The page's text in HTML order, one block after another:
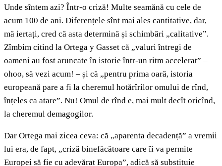
Unde sîntem azi? Într-o criză! Multe seamănă cu cele de
acum 100 de ani. Diferențele sînt mai ales cantitative, dar,
mă iertați, cred că asta determină și schimbări „calitative”.
Zîmbim citind la Ortega y Gasset că „valuri întregi de
oameni au fost aruncate în istorie într-un ritm accelerat” –
ohoo, să vezi acum! – și că „pentru prima oară, istoria
europeană pare a fi la cheremul hotărîrilor omului de rînd,
înțeles ca atare”. Nu! Omul de rînd e, mai mult decît oricînd,
la cheremul demagogilor.
Dar Ortega mai zicea ceva: că „aparenta decadență” a vremii
lui era, de fapt, „criză binefăcătoare care îi va permite
Europei să fie cu adevărat Europa”, adică să substituie